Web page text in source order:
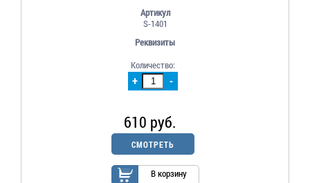
Артикул
S-1401
Реквизиты
+ -
Количество:
610 руб.
СМОТРЕТЬ
В корзину